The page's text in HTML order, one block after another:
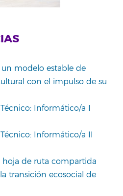
modelo estable de
con el impulso de su
Informático/a I
Informático/a II
hoja de ruta compartida
transición ecosocial de